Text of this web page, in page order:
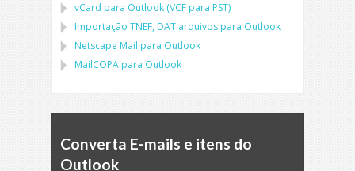
vCard para Outlook (VCF para PST)
Importação TNEF, DAT arquivos para Outlook
Netscape Mail para Outlook
MailCOPA para Outlook
Converta E-mails e itens do
Outlook